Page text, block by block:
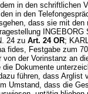
in den schriftlichen
in den
dass sie mit
24 zu Art. 24 OR;
fides, Festgabe zum
von der Vorinstanz an
die Dokumente
führen, dass Arglist
Umstand, dass die